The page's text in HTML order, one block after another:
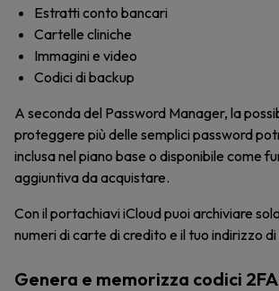
Estratti conto bancari
Cartelle cliniche
Immagini e video
Codici di backup
A seconda del Password Manager, la
proteggere più delle semplici password
inclusa nel piano base o disponibile come
aggiuntiva da acquistare.
Con il portachiavi iCloud puoi archiviare
numeri di carte di credito e il tuo indirizzo di
Genera e memorizza codici 2FA